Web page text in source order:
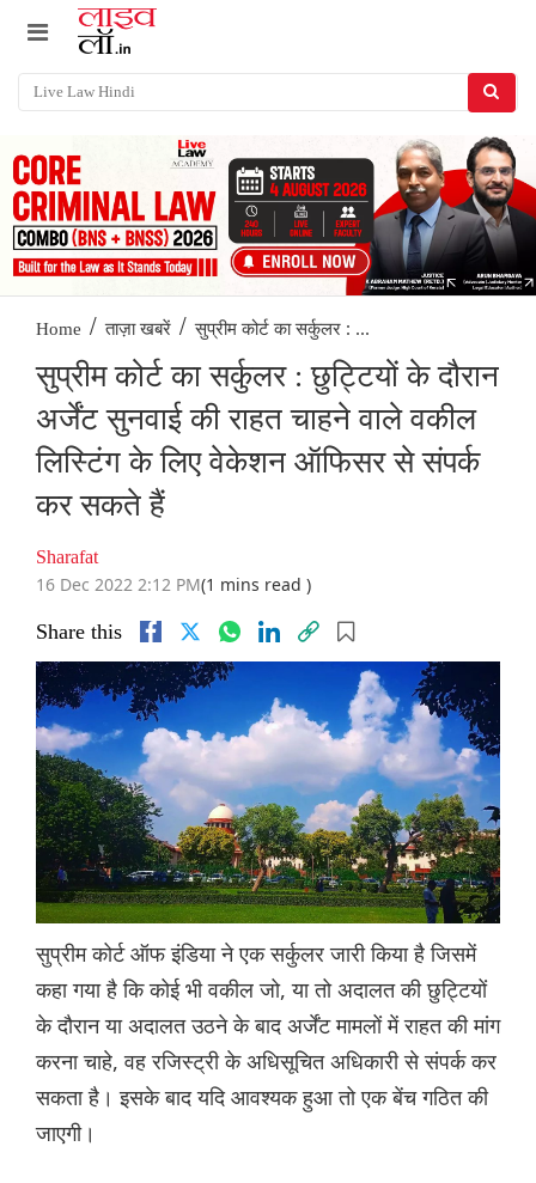
Home / ताज़ा खबरें / सुप्रीम कोर्ट का सर्कुलर : ...
सुप्रीम कोर्ट का सर्कुलर : छुट्टियों के दौरान
अर्जेंट सुनवाई की राहत चाहने वाले वकील
लिस्टिंग के लिए वेकेशन ऑफिसर से संपर्क
कर सकते हैं
Sharafat
16 Dec 2022 2:12 PM(1 mins read )
Share this
सुप्रीम कोर्ट ऑफ इंडिया ने एक सर्कुलर जारी किया है जिसमें
कहा गया है कि कोई भी वकील जो, या तो अदालत की छुट्टियों
के दौरान या अदालत उठने के बाद अर्जेंट मामलों में राहत की मांग
करना चाहे, वह रजिस्ट्री के अधिसूचित अधिकारी से संपर्क कर
सकता है। इसके बाद यदि आवश्यक हुआ तो एक बेंच गठित की
जाएगी।